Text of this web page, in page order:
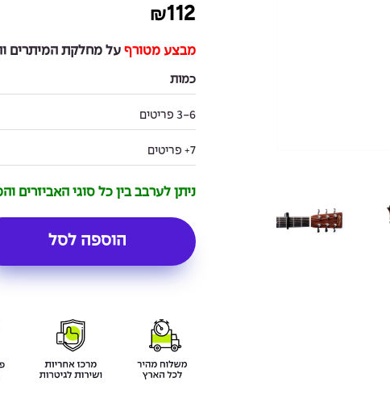
₪112
מבצע מטורף על מחלקת המיתרים
כמות
3-6 פריטים
7+ פריטים
ניתן לערבב בין כל סוגי האביזרים
הוספה לסל